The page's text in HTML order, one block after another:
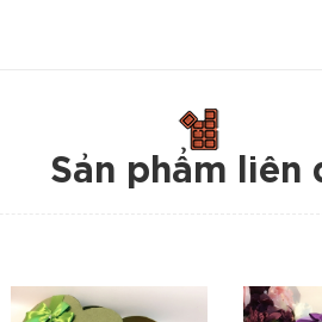
Sản phẩm liên